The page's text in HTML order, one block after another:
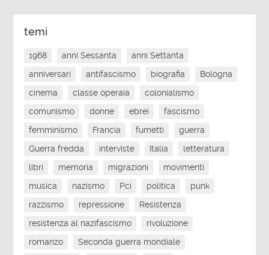
temi
1968 anni Sessanta
anni Settanta
anniversari
antifascismo biografia
Bologna
cinema
classe operaia
colonialismo
comunismo
donne ebrei
fascismo
femminismo
Francia fumetti
guerra
Guerra fredda
interviste Italia
letteratura
libri
memoria migrazioni
movimenti
musica
nazismo Pci politica
punk
razzismo
repressione
Resistenza
resistenza al nazifascismo
rivoluzione
romanzo
Seconda guerra mondiale